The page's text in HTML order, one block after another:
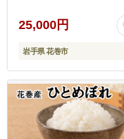
25,000円
岩手県 花巻市